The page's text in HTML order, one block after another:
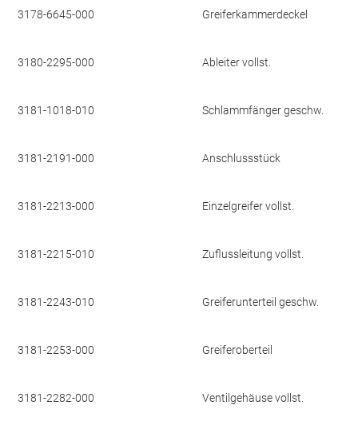
3178-6645-000 Greiferkammerdeckel
3180-2295-000 Ableiter vollst.
3181-1018-010 Schlammfänger geschw.
3181-2191-000 Anschlussstück
3181-2213-000 Einzelgreifer vollst.
3181-2215-010 Zuflussleitung vollst.
3181-2243-010 Greiferunterteil geschw.
3181-2253-000 Greiferoberteil
3181-2282-000 Ventilgehäuse vollst.